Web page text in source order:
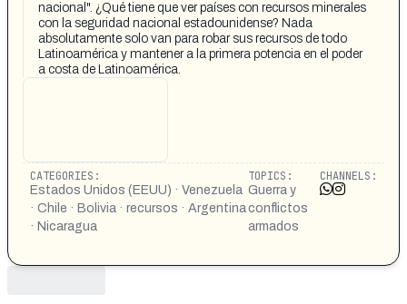
nacional". ¿Qué tiene que ver países con recursos minerales
con la seguridad nacional estadounidense? Nada
absolutamente solo van para robar sus recursos de todo
Latinoamérica y mantener a la primera potencia en el poder
a costa de Latinoamérica.
CATEGORIES:
Estados Unidos (EEUU) · Venezuela
· Chile · Bolivia · recursos · Argentina
· Nicaragua
TOPICS:
Guerra y
conflictos
armados
CHANNELS: